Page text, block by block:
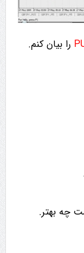
را بیان کنم.
چه بهتر.